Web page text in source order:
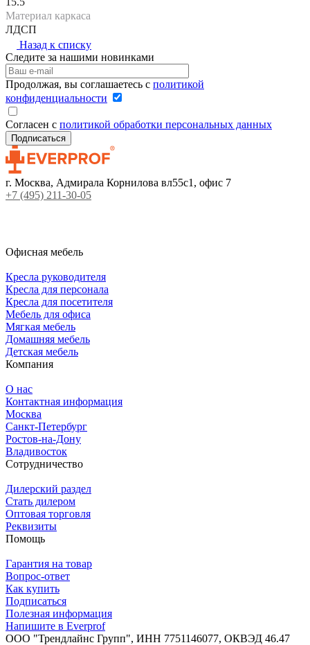
Материал каркаса
ЛДСП
Назад к списку
Следите за нашими новинками
Продолжая, вы соглашаетесь с политикой
конфиденциальности
Согласен с политикой обработки персональных данных
г. Москва, Адмирала Корнилова вл55с1, офис 7
+7 (495) 211-30-05
Офисная мебель
Кресла руководителя
Кресла для персонала
Кресла для посетителя
Мебель для офиса
Мягкая мебель
Домашняя мебель
Детская мебель
Компания
О нас
Контактная информация
Москва
Санкт-Петербург
Ростов-на-Дону
Владивосток
Сотрудничество
Дилерский раздел
Стать дилером
Оптовая торговля
Реквизиты
Помощь
Гарантия на товар
Вопрос-ответ
Как купить
Подписаться
Полезная информация
Напишите в Everprof
ООО "Трендлайнс Групп", ИНН 7751146077, ОКВЭД 46.47